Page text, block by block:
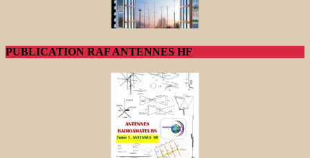
PUBLICATION RAF ANTENNES HF